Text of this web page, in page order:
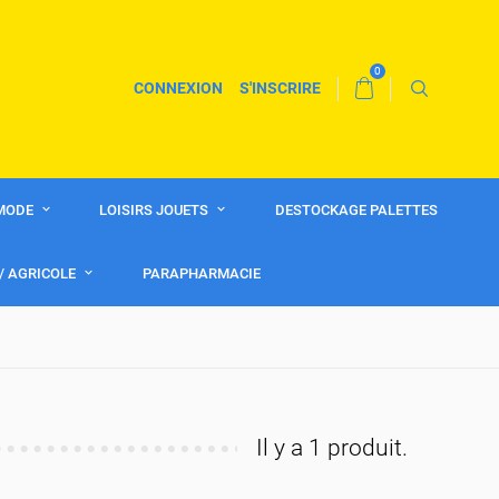
CONNEXION S'INSCRIRE
0
LOISIRS JOUETS DESTOCKAGE PALETTES
AGRICOLE PARAPHARMACIE
Il y a 1 produit.